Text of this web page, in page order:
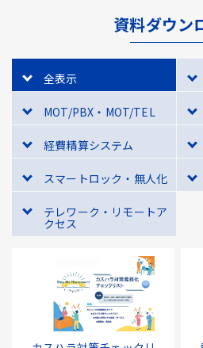
資料ダウン
全表示
MOT/PBX・MOT/TEL
経費精算システム
スマートロック・無人化
テレワーク・リモートア
クセス